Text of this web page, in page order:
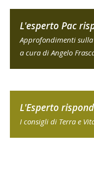
L'esperto Pac
Approfondimenti
a cura di Angelo
L'Esperto
I consigli di Terra e